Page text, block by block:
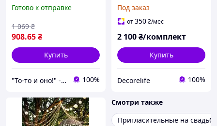
песочной церемонии.
стакана
Готово к отправке
908.65₴
1 069 ₴
Купить
"То-то и оно!" - Мультимаркет праздника 100%
шампанського
Под заказ
от350₴/мес
2 100₴/комплект
Купить
Decorelife 100%
Смотри также
Пригласительные на свадьбу